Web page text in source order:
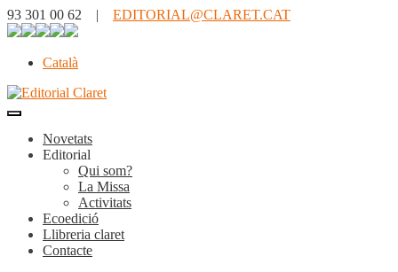
93 301 00 62 | EDITORIAL@CLARET.CAT
Català
Novetats
Editorial
Qui som?
La Missa
Activitats
Ecoedició
Llibreria claret
Contacte